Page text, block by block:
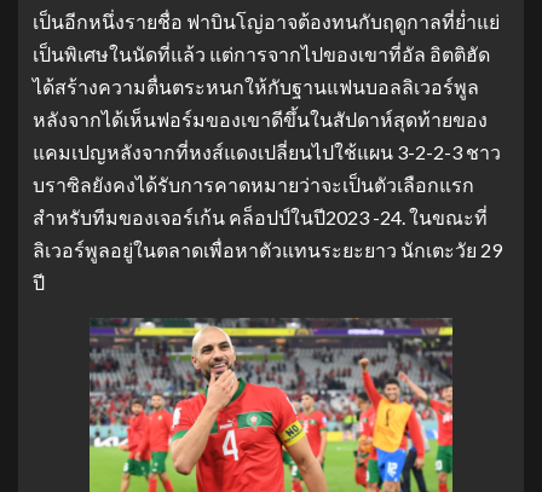
เป็นอีกหนึ่งรายชื่อ ฟาบินโญ่อาจต้องทนกับฤดูกาลที่ย่ำแย่
เป็นพิเศษในนัดที่แล้ว แต่การจากไปของเขาที่อัล อิตติฮัด
ได้สร้างความตื่นตระหนกให้กับฐานแฟนบอลลิเวอร์พูล
หลังจากได้เห็นฟอร์มของเขาดีขึ้นในสัปดาห์สุดท้ายของ
แคมเปญหลังจากที่หงส์แดงเปลี่ยนไปใช้แผน 3-2-2-3 ชาว
บราซิลยังคงได้รับการคาดหมายว่าจะเป็นตัวเลือกแรก
สำหรับทีมของเจอร์เก้น คล็อปป์ในปี2023 -24. ในขณะที่
ลิเวอร์พูลอยู่ในตลาดเพื่อหาตัวแทนระยะยาว นักเตะวัย 29
ปี